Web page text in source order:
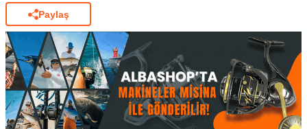
Paylaş